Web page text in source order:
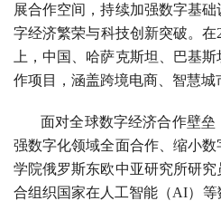
展合作空间，持续加强数字基
字经济繁荣与科技创新突破。
上，中国、哈萨克斯坦、巴基
作项目，涵盖跨境电商、智慧城
面对全球数字经济合作壁
强数字化领域全面合作、缩小
学院俄罗斯东欧中亚研究所研
合组织国家在人工智能（AI）